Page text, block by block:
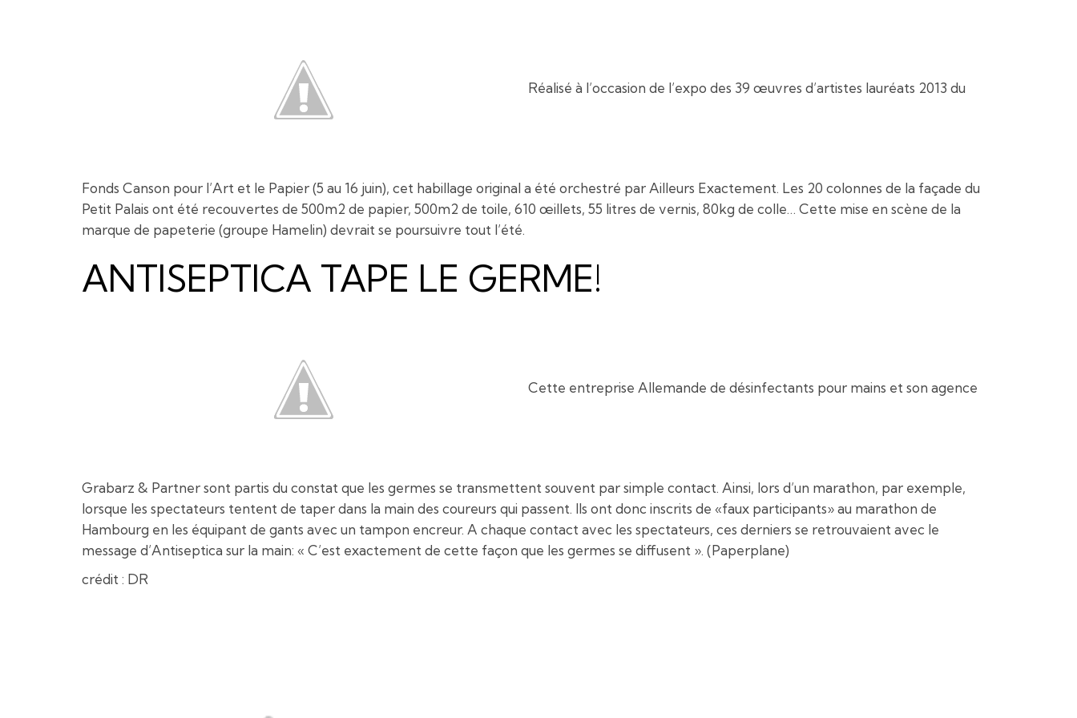
Réalisé à l’occasion de l’expo des 39 œuvres d’artistes lauréats 2013 du
Fonds Canson pour l’Art et le Papier (5 au 16 juin), cet habillage original a été orchestré par Ailleurs Exactement. Les 20 colonnes de la façade du
Petit Palais ont été recouvertes de 500m2 de papier, 500m2 de toile, 610 œillets, 55 litres de vernis, 80kg de colle… Cette mise en scène de la
marque de papeterie (groupe Hamelin) devrait se poursuivre tout l’été.
ANTISEPTICA TAPE LE GERME!
Cette entreprise Allemande de désinfectants pour mains et son agence
Grabarz & Partner sont partis du constat que les germes se transmettent souvent par simple contact. Ainsi, lors d’un marathon, par exemple,
lorsque les spectateurs tentent de taper dans la main des coureurs qui passent. Ils ont donc inscrits de «faux participants» au marathon de
Hambourg en les équipant de gants avec un tampon encreur. A chaque contact avec les spectateurs, ces derniers se retrouvaient avec le
message d’Antiseptica sur la main: « C’est exactement de cette façon que les germes se diffusent ». (Paperplane)
crédit : DR